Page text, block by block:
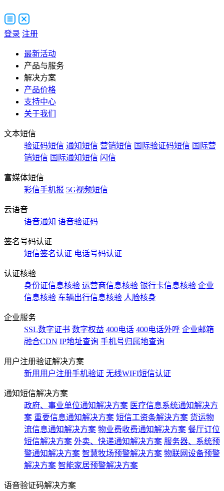
登录 注册
最新活动
产品与服务
解决方案
产品价格
支持中心
关于我们
文本短信
验证码短信 通知短信 营销短信 国际验证码短信 国际营
销短信 国际通知短信 闪信
富媒体短信
彩信手机报 5G视频短信
云语音
语音通知 语音验证码
签名号码认证
短信签名认证 电话号码认证
认证核验
身份证信息核验 运营商信息核验 银行卡信息核验 企业
信息核验 车辆出行信息核验 人脸核身
企业服务
SSL数字证书 数字权益 400电话 400电话外呼 企业邮箱
融合CDN IP地址查询 手机号归属地查询
用户注册验证解决方案
新用用户注册手机验证 无线WIFI短信认证
通知短信解决方案
政府、事业单位通知解决方案 医疗信息系统通知解决方
案 重要信息通知解决方案 短信工资条解決方案 货运物
流信息通知解决方案 物业费收费通知解决方案 餐厅订位
短信解决方案 外卖、快递通知解决方案 服务器、系统预
警通知解决方案 智慧牧场预警解决方案 物联网设备预警
解决方案 智能家居预警解决方案
语音验证码解决方案